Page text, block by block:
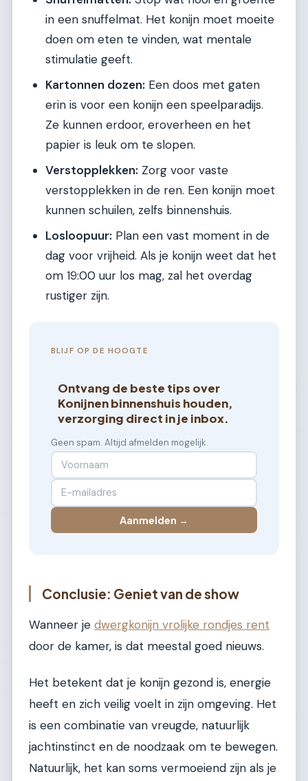
in een snuffelmat. Het konijn moet moeite
doen om eten te vinden, wat mentale
stimulatie geeft.
Kartonnen dozen: Een doos met gaten
erin is voor een konijn een speelparadijs.
Ze kunnen erdoor, eroverheen en het
papier is leuk om te slopen.
Verstopplekken: Zorg voor vaste
verstopplekken in de ren. Een konijn moet
kunnen schuilen, zelfs binnenshuis.
Losloopuur: Plan een vast moment in de
dag voor vrijheid. Als je konijn weet dat het
om 19:00 uur los mag, zal het overdag
rustiger zijn.
BLIJF OP DE HOOGTE
Ontvang de beste tips over
Konijnen binnenshuis houden,
verzorging direct in je inbox.
Geen spam. Altijd afmelden mogelijk.
Aanmelden →
Conclusie: Geniet van de show
Wanneer je dwergkonijn vrolijke rondjes rent
door de kamer, is dat meestal goed nieuws.
Het betekent dat je konijn gezond is, energie
heeft en zich veilig voelt in zijn omgeving. Het
is een combinatie van vreugde, natuurlijk
jachtinstinct en de noodzaak om te bewegen.
Natuurlijk, het kan soms vermoeiend zijn als je